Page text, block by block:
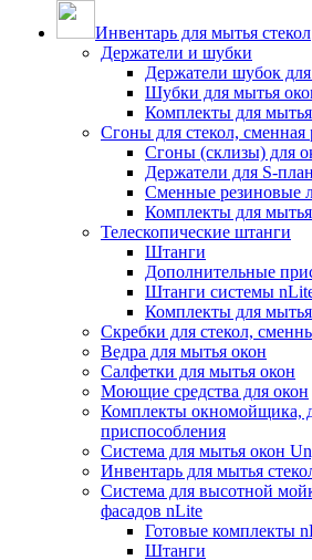
Инвентарь для мытья стекол
Держатели и шубки
Держатели шубок
Шубки для мытья
Комплекты для
Сгоны для стекол, сменная
Сгоны (склизы) для
Держатели для S-
Сменные резиновые
Комплекты для
Телескопические штанги
Штанги
Дополнительные
Штанги системы
Комплекты для
Скребки для стекол,
Ведра для мытья окон
Салфетки для мытья окон
Моющие средства для окон
Комплекты окномойщика,
приспособления
Система для мытья окон
Инвентарь для мытья
Система для высотной
фасадов nLite
Готовые комплекты
Штанги